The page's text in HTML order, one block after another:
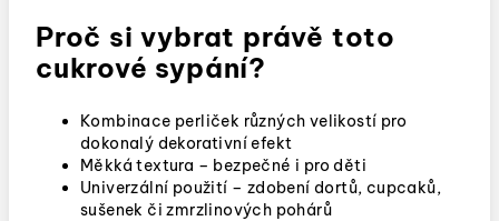
Proč si vybrat právě toto
cukrové sypání?
Kombinace perliček různých velikostí pro
dokonalý dekorativní efekt
Měkká textura – bezpečné i pro děti
Univerzální použití – zdobení dortů, cupcaků,
sušenek či zmrzlinových pohárů